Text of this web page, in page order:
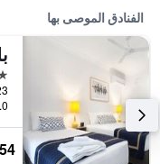
الفنادق الموصى بها
3 نجوم
1.0